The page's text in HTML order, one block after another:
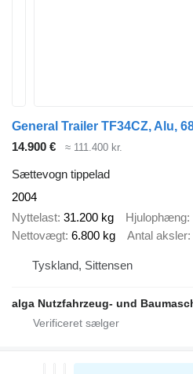
14.900 € ≈ 111.400 kr.
Sættevogn tippelad
2004
Nyttelast 31.200 kg Hjulophæng
Nettovægt 6.800 kg Antal aksler
Tyskland, Sittensen